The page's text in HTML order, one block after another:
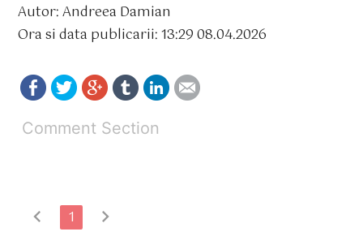
Autor: Andreea Damian
Ora si data publicarii: 13:29 08.04.2026
Comment Section
chevron_left 1 chevron_right